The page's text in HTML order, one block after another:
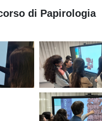
di Papirologia